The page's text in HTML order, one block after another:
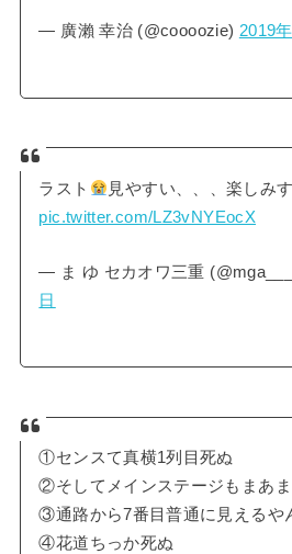
— 廣瀨 幸治 (@coooozie) 2019
ラスト
見やすい、、、楽しみ
pic.twitter.com/LZ3vNYEocX
— ま ゆ セカオワ三重
日
①センスて真横1列目死ぬ
②そしてメインステージもまあ
③通路から7番目普通に見えるや
④花道ちっか死ぬ